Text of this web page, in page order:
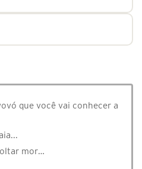
que você vai conhecer a
mor…